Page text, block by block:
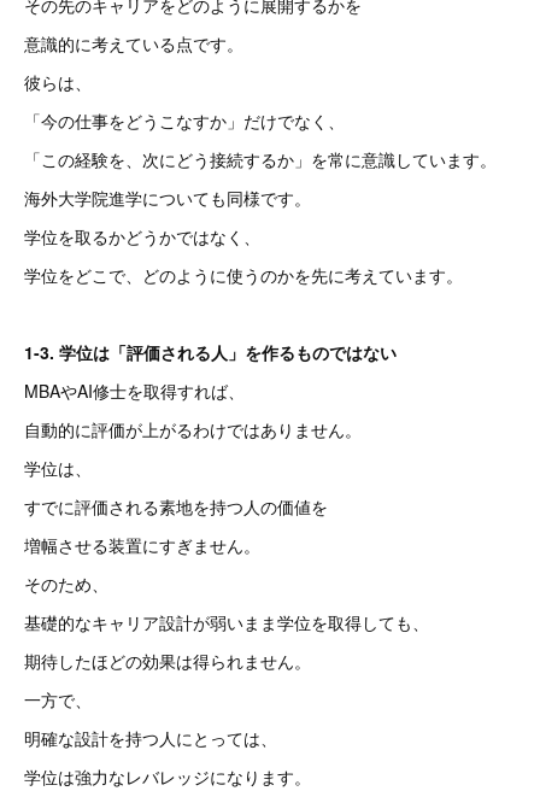
その先のキャリアをどのように展開するかを
意識的に考えている点です。
彼らは、
「今の仕事をどうこなすか」だけでなく、
「この経験を、次にどう接続するか」を常に意識しています。
海外大学院進学についても同様です。
学位を取るかどうかではなく、
学位をどこで、どのように使うのかを先に考えています。
1-3. 学位は「評価される人」を作るものではない
MBAやAI修士を取得すれば、
自動的に評価が上がるわけではありません。
学位は、
すでに評価される素地を持つ人の価値を
増幅させる装置にすぎません。
そのため、
基礎的なキャリア設計が弱いまま学位を取得しても、
期待したほどの効果は得られません。
一方で、
明確な設計を持つ人にとっては、
学位は強力なレバレッジになります。